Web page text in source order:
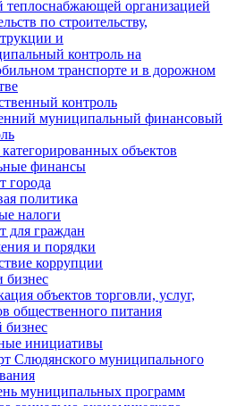
теплоснабжающей организацией
по строительству,
и
контроль на
транспорте и в дорожном
контроль
муниципальный финансовый
категорированных объектов
финансы
города
политика
налоги
для граждан
и порядки
коррупции
бизнес
объектов торговли, услуг,
общественного питания
инициативы
Слюдянского муниципального
муниципальных программ